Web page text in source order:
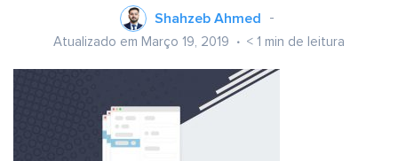
Shahzeb Ahmed
Atualizado em Março 19, 2019 < 1 min de leitura